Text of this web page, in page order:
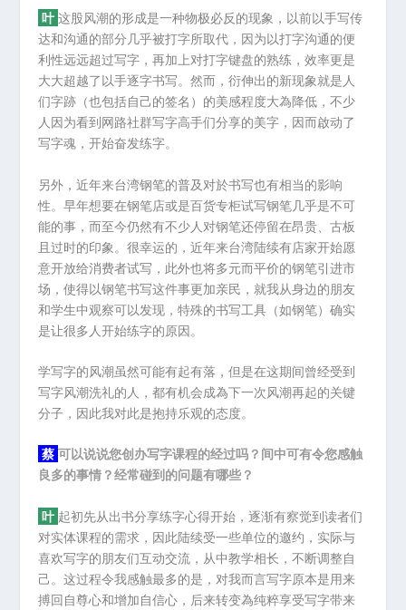
叶这股风潮的形成是一种物极必反的现象，以前以手写传
达和沟通的部分几乎被打字所取代，因为以打字沟通的便
利性远远超过写字，再加上对打字键盘的熟练，效率更是
大大超越了以手逐字书写。然而，衍伸出的新现象就是人
们字跡（也包括自己的签名）的美感程度大為降低，不少
人因为看到网路社群写字高手们分享的美字，因而啟动了
写字魂，开始奋发练字。
另外，近年来台湾钢笔的普及对於书写也有相当的影响
性。早年想要在钢笔店或是百货专柜试写钢笔几乎是不可
能的事，而至今仍然有不少人对钢笔还停留在昂贵、古板
且过时的印象。很幸运的，近年来台湾陆续有店家开始愿
意开放给消费者试写，此外也将多元而平价的钢笔引进市
场，使得以钢笔书写这件事更加亲民，就我从身边的朋友
和学生中观察可以发现，特殊的书写工具（如钢笔）确实
是让很多人开始练字的原因。
学写字的风潮虽然可能有起有落，但是在这期间曾经受到
写字风潮洗礼的人，都有机会成為下一次风潮再起的关键
分子，因此我对此是抱持乐观的态度。
蔡可以说说您创办写字课程的经过吗？间中可有令您感触
良多的事情？经常碰到的问题有哪些？
叶 起初先从出书分享练字心得开始，逐渐有察觉到读者们
对实体课程的需求，因此陆续受一些单位的邀约，实际与
喜欢写字的朋友们互动交流，从中教学相长，不断调整自
己。这过程令我感触最多的是，对我而言写字原本是用来
搏回自尊心和增加自信心，后来转变為纯粹享受写字带来